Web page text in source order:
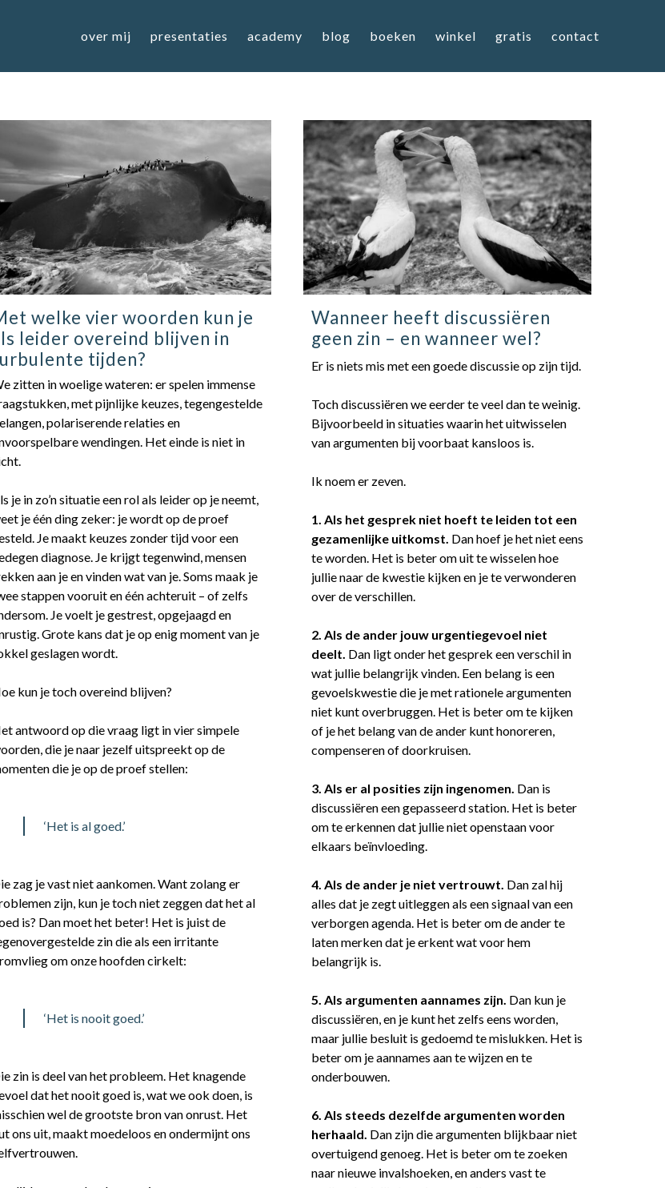
over mij presentaties academy blog boeken winkel gratis contact
welke vier woorden kun je
leider overeind blijven in
tijden?
zitten in woelige wateren: er spelen immense
met pijnlijke keuzes, tegengestelde
polariserende relaties en
wendingen. Het einde is niet in
je in zo’n situatie een rol als leider op je neemt,
je één ding zeker: je wordt op de proef
Je maakt keuzes zonder tijd voor een
diagnose. Je krijgt tegenwind, mensen
aan je en vinden wat van je. Soms maak je
stappen vooruit en één achteruit – of zelfs
Je voelt je gestrest, opgejaagd en
Grote kans dat je op enig moment van je
geslagen wordt.
kun je toch overeind blijven?
antwoord op die vraag ligt in vier simpele
die je naar jezelf uitspreekt op de
die je op de proef stellen:
‘Het is al goed.’
zag je vast niet aankomen. Want zolang er
zijn, kun je toch niet zeggen dat het al
is? Dan moet het beter! Het is juist de
zin die als een irritante
om onze hoofden cirkelt:
‘Het is nooit goed.’
zin is deel van het probleem. Het knagende
dat het nooit goed is, wat we ook doen, is
wel de grootste bron van onrust. Het
ons uit, maakt moedeloos en ondermijnt ons
Wanneer heeft discussiëren
geen zin – en wanneer wel?
Er is niets mis met een goede discussie op zijn tijd.
Toch discussiëren we eerder te veel dan te weinig.
Bijvoorbeeld in situaties waarin het uitwisselen
van argumenten bij voorbaat kansloos is.
Ik noem er zeven.
1. Als het gesprek niet hoeft te leiden tot een
gezamenlijke uitkomst. Dan hoef je het niet eens
te worden. Het is beter om uit te wisselen hoe
jullie naar de kwestie kijken en je te verwonderen
over de verschillen.
2. Als de ander jouw urgentiegevoel niet
deelt. Dan ligt onder het gesprek een verschil in
wat jullie belangrijk vinden. Een belang is een
gevoelskwestie die je met rationele argumenten
niet kunt overbruggen. Het is beter om te kijken
of je het belang van de ander kunt honoreren,
compenseren of doorkruisen.
3. Als er al posities zijn ingenomen. Dan is
discussiëren een gepasseerd station. Het is beter
om te erkennen dat jullie niet openstaan voor
elkaars beïnvloeding.
4. Als de ander je niet vertrouwt. Dan zal hij
alles dat je zegt uitleggen als een signaal van een
verborgen agenda. Het is beter om de ander te
laten merken dat je erkent wat voor hem
belangrijk is.
5. Als argumenten aannames zijn. Dan kun je
discussiëren, en je kunt het zelfs eens worden,
maar jullie besluit is gedoemd te mislukken. Het is
beter om je aannames aan te wijzen en te
onderbouwen.
6. Als steeds dezelfde argumenten worden
herhaald. Dan zijn die argumenten blijkbaar niet
overtuigend genoeg. Het is beter om te zoeken
naar nieuwe invalshoeken, en anders vast te